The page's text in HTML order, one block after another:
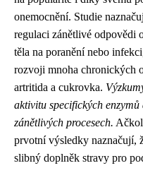
onemocnění. Studie
regulaci zánětlivé odpovědi
těla na poranění nebo
rozvoji mnoha chronických
artritida a cukrovka.
aktivitu specifických
zánětlivých procesech.
prvotní výsledky naznačují,
slibný doplněk stravy pro